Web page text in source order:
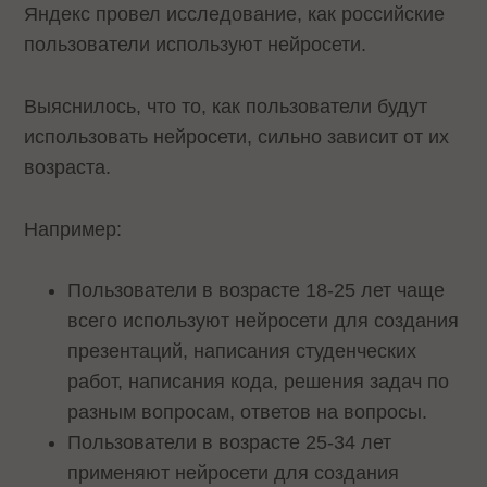
Яндекс провел исследование, как российские
пользователи используют нейросети.
Выяснилось, что то, как пользователи будут
использовать нейросети, сильно зависит от их
возраста.
Например:
Пользователи в возрасте 18-25 лет чаще
всего используют нейросети для создания
презентаций, написания студенческих
работ, написания кода, решения задач по
разным вопросам, ответов на вопросы.
Пользователи в возрасте 25-34 лет
применяют нейросети для создания